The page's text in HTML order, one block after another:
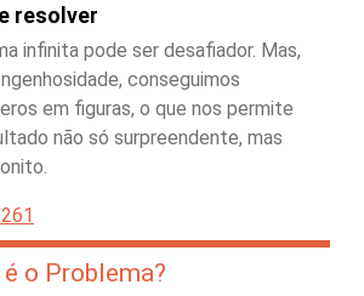
resolver
infinita pode ser desafiador. Mas,
conseguimos
em figuras, o que nos permite
não só surpreendente, mas
o Problema?